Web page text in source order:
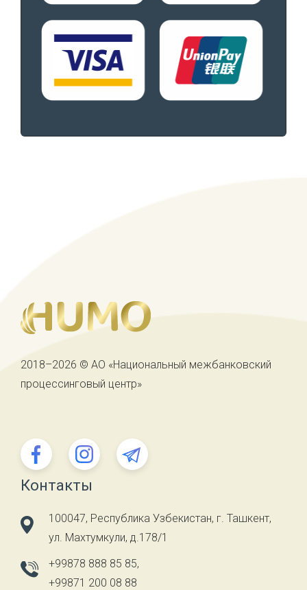
2018–2026 © АО «Национальный межбанковский
процессинговый центр»
Контакты
100047, Республика Узбекистан, г. Ташкент,
ул. Махтумкули, д.178/1
+99878 888 85 85,
+99871 200 08 88